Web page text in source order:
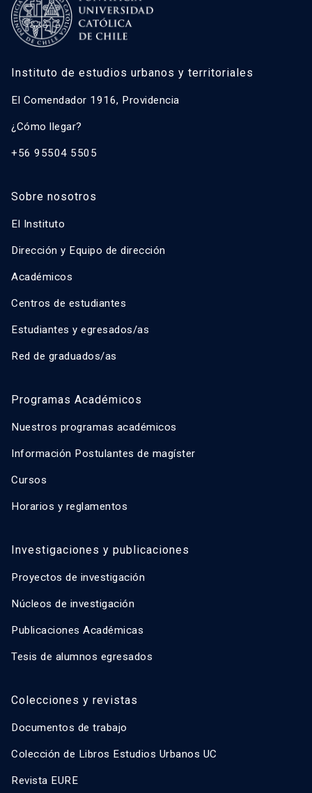
Instituto de estudios urbanos y territoriales
El Comendador 1916, Providencia
¿Cómo llegar?
+56 95504 5505
Sobre nosotros
El Instituto
Dirección y Equipo de dirección
Académicos
Centros de estudiantes
Estudiantes y egresados/as
Red de graduados/as
Programas Académicos
Nuestros programas académicos
Información Postulantes de magíster
Cursos
Horarios y reglamentos
Investigaciones y publicaciones
Proyectos de investigación
Núcleos de investigación
Publicaciones Académicas
Tesis de alumnos egresados
Colecciones y revistas
Documentos de trabajo
Colección de Libros Estudios Urbanos UC
Revista EURE